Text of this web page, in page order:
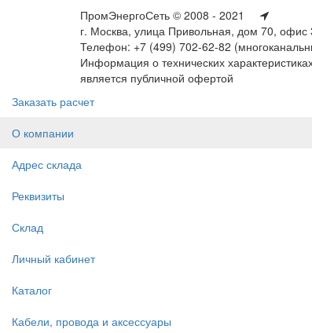
ПромЭнергоСеть © 2008 - 2021
г. Москва, улица Привольная, дом 70,
Телефон: +7 (499) 702-62-82
Информация о технических
является публичной офертой
Заказать расчет
О компании
Адрес склада
Реквизиты
Склад
Личный кабинет
Каталог
Кабели, провода и аксессуары